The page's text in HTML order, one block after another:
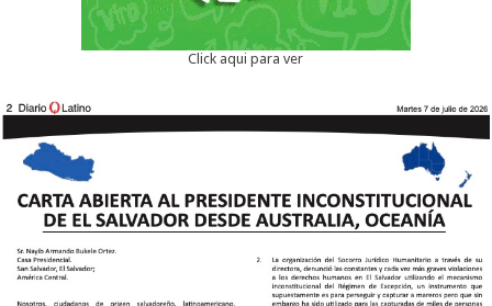
Click aqui para ver